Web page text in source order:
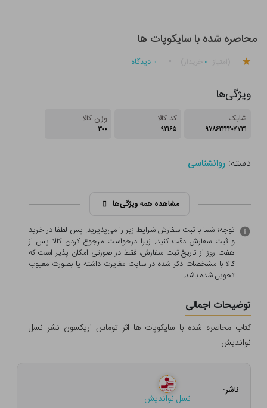
محاصره شده با سایکوپات ها
. ۰ ۰ دیدگاه
ویژگی‌ها
شابک
۹۷۸۶۲۲۲۲۰۷۷۳۱
کد کالا
۹۲۱۶۵
وزن کالا
۳۰۰
دسته:روانشناسی
مشاهده همه ویژگی‌ها
توجه؛ شما با ثبت سفارش شرایط زیر را می‌پذیرید. پس لطفا در خرید
و ثبت سفارش دقت کنید. زیرا درخواست مرجوع کردن کالا پس از
هفت روز از تاریخ ثبت سفارش، فقط در صورتی امکان پذیر است که
کالا با مشخصات ذکر شده در سایت مغایرت داشته یا بصورت معيوب
تحویل شده باشد.
توضیحات اجمالی
کتاب محاصره شده با سایکوپات ها اثر توماس اریکسون نشر نسل
نواندیش
ناشر:
نسل نواندیش